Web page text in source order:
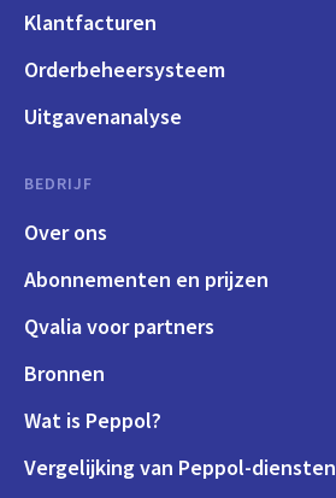
Klantfacturen
Orderbeheersysteem
Uitgavenanalyse
BEDRIJF
Over ons
Abonnementen en prijzen
Qvalia voor partners
Bronnen
Wat is Peppol?
Vergelijking van Peppol-diensten